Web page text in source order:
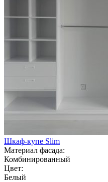
Шкаф-купе Slim
Материал фасада:
Комбинированный
Цвет:
Белый